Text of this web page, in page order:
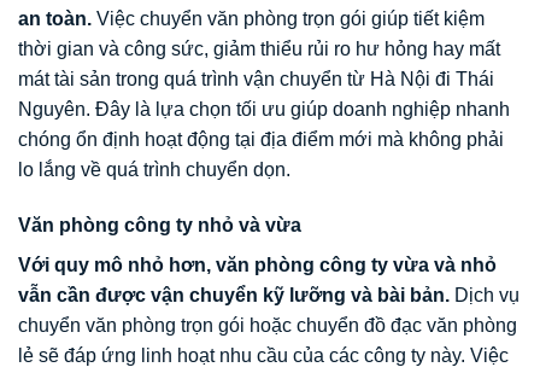
an toàn. Việc chuyển văn phòng trọn gói giúp tiết kiệm
thời gian và công sức, giảm thiểu rủi ro hư hỏng hay mất
mát tài sản trong quá trình vận chuyển từ Hà Nội đi Thái
Nguyên. Đây là lựa chọn tối ưu giúp doanh nghiệp nhanh
chóng ổn định hoạt động tại địa điểm mới mà không phải
lo lắng về quá trình chuyển dọn.
Văn phòng công ty nhỏ và vừa
Với quy mô nhỏ hơn, văn phòng công ty vừa và nhỏ
vẫn cần được vận chuyển kỹ lưỡng và bài bản. Dịch vụ
chuyển văn phòng trọn gói hoặc chuyển đồ đạc văn phòng
lẻ sẽ đáp ứng linh hoạt nhu cầu của các công ty này. Việc